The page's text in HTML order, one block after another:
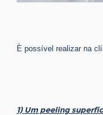
È possível realizar na
1) Um peeling